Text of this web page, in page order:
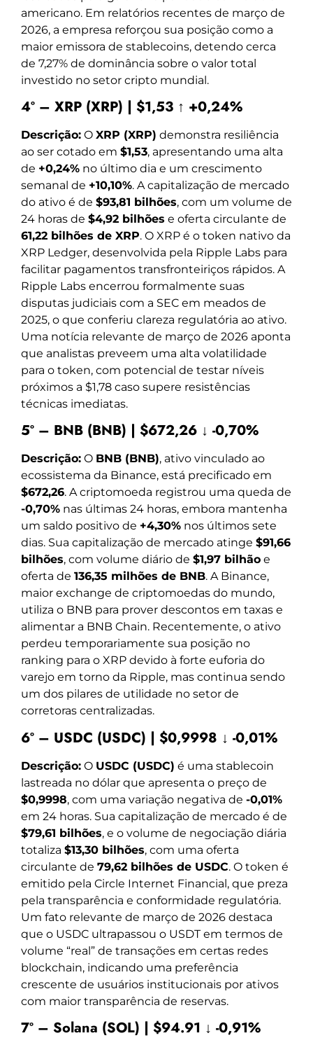
americano. Em relatórios recentes de março de
2026, a empresa reforçou sua posição como a
maior emissora de stablecoins, detendo cerca
de 7,27% de dominância sobre o valor total
investido no setor cripto mundial.
4º – XRP (XRP) | $1,53 ↑ +0,24%
Descrição: O XRP (XRP) demonstra resiliência
ao ser cotado em $1,53, apresentando uma alta
de +0,24% no último dia e um crescimento
semanal de +10,10%. A capitalização de mercado
do ativo é de $93,81 bilhões, com um volume de
24 horas de $4,92 bilhões e oferta circulante de
61,22 bilhões de XRP. O XRP é o token nativo da
XRP Ledger, desenvolvida pela Ripple Labs para
facilitar pagamentos transfronteiriços rápidos. A
Ripple Labs encerrou formalmente suas
disputas judiciais com a SEC em meados de
2025, o que conferiu clareza regulatória ao ativo.
Uma notícia relevante de março de 2026 aponta
que analistas preveem uma alta volatilidade
para o token, com potencial de testar níveis
próximos a $1,78 caso supere resistências
técnicas imediatas.
5º – BNB (BNB) | $672,26 ↓ -0,70%
Descrição: O BNB (BNB), ativo vinculado ao
ecossistema da Binance, está precificado em
$672,26. A criptomoeda registrou uma queda de
-0,70% nas últimas 24 horas, embora mantenha
um saldo positivo de +4,30% nos últimos sete
dias. Sua capitalização de mercado atinge $91,66
bilhões, com volume diário de $1,97 bilhão e
oferta de 136,35 milhões de BNB. A Binance,
maior exchange de criptomoedas do mundo,
utiliza o BNB para prover descontos em taxas e
alimentar a BNB Chain. Recentemente, o ativo
perdeu temporariamente sua posição no
ranking para o XRP devido à forte euforia do
varejo em torno da Ripple, mas continua sendo
um dos pilares de utilidade no setor de
corretoras centralizadas.
6º – USDC (USDC) | $0,9998 ↓ -0,01%
Descrição: O USDC (USDC) é uma stablecoin
lastreada no dólar que apresenta o preço de
$0,9998, com uma variação negativa de -0,01%
em 24 horas. Sua capitalização de mercado é de
$79,61 bilhões, e o volume de negociação diária
totaliza $13,30 bilhões, com uma oferta
circulante de 79,62 bilhões de USDC. O token é
emitido pela Circle Internet Financial, que preza
pela transparência e conformidade regulatória.
Um fato relevante de março de 2026 destaca
que o USDC ultrapassou o USDT em termos de
volume “real” de transações em certas redes
blockchain, indicando uma preferência
crescente de usuários institucionais por ativos
com maior transparência de reservas.
7º – Solana (SOL) | $94.91 ↓ -0,91%